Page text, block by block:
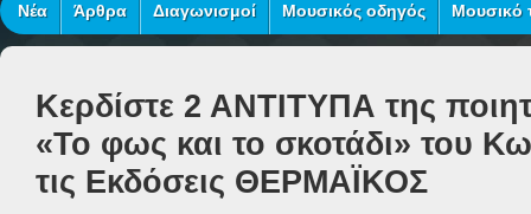
Νέα Άρθρα Διαγωνισμοί Μουσικός οδηγός Μουσικό
Κερδίστε 2 ΑΝΤΙΤΥΠΑ της
«Το φως και το σκοτάδι» του
τις Εκδόσεις ΘΕΡΜΑΪΚΟΣ